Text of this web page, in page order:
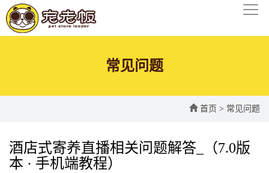
常见问题
首页 > 常见问题
酒店式寄养直播相关问题解答_（7.0版
本 · 手机端教程）